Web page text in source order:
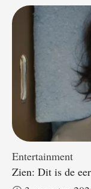
Entertainment
Zien: Dit is de